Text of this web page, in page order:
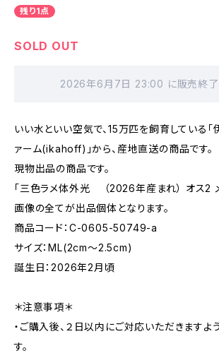
残り1点
SOLD OUT
2026年6月7日 23:00 に販売終了
いい水といい空気で、15万匹を飼育している「
ァーム(ikahoff)」から、産地直送の商品です。
現物出品の商品です。
「三色ラメ体外光 （2026年産まれ） オス2 メ
画像の全てが出品個体となります。
商品コード：C-0605-50749-a
サイズ：ML(2cm〜2.5cm)
誕生日：2026年2月頃
＊注意事項＊
・ご購入後、２日以内にご対応いただきますよ
す。